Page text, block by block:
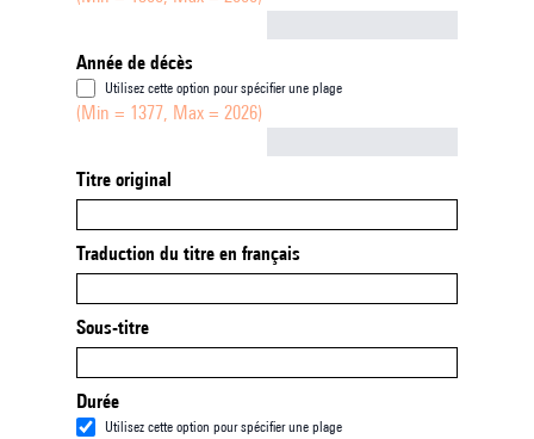
Année de décès
Utilisez cette option pour spécifier une plage
(Min = 1377, Max = 2026)
Titre original
Traduction du titre en français
Sous-titre
Durée
Utilisez cette option pour spécifier une plage